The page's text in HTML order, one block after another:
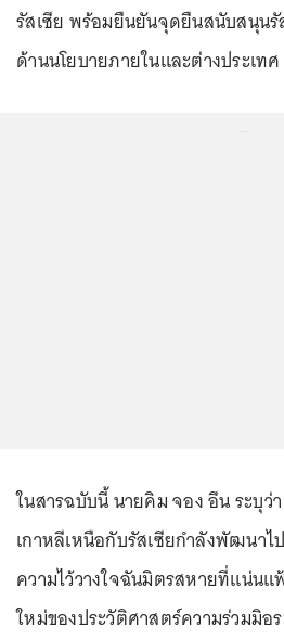
รัสเซีย พร้อมยืนยันจุดยืนสนับสนุนรั
ด้านนโยบายภายในและต่างประเทศ
ในสารฉบับนี้ นายคิม จอง อึน ระบุว่
เกาหลีเหนือกับรัสเซียกำลังพัฒนา
ความไว้วางใจฉันมิตรสหายที่แน่น
ใหม่ของประวัติศาสตร์ความร่วมมิอ